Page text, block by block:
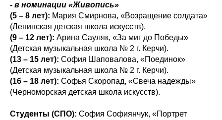
- в номинации «Живопись»
(5 – 8 лет): Мария Смирнова, «Возращение солдата»
(Ленинская детская школа искусств).
(9 – 12 лет): Арина Сауляк, «За миг до Победы»
(Детская музыкальная школа № 2 г. Керчи).
(13 – 15 лет): София Шаповалова, «Поединок»
(Детская музыкальная школа № 2 г. Керчи).
(16 – 18 лет): Софья Скоропад, «Свеча надежды»
(Черноморская детская школа искусств).
Студенты (СПО): София Софиянчук, «Портрет